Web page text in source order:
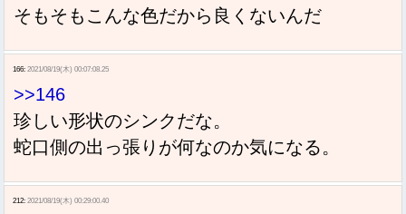
そもそもこんな色だから良くないんだ
166: 2021/08/19(木) 00:07:08.25
>>146
珍しい形状のシンクだな。
蛇口側の出っ張りが何なのか気になる。
212: 2021/08/19(木) 00:29:00.40